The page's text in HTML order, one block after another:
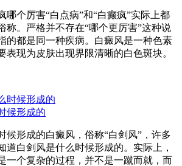
哪个厉害“白点病”和“白癫疯”实际上都
称。严格并不存在“哪个更厉害”这种说
的都是同一种疾病。白癜风是一种色素
表现为皮肤出现界限清晰的白色斑块。
候形成的
候形成的白癜风，俗称“白剑风”，许多
道白剑风是什么时候形成的。实际上，
一个复杂的过程，并不是一蹴而就，而